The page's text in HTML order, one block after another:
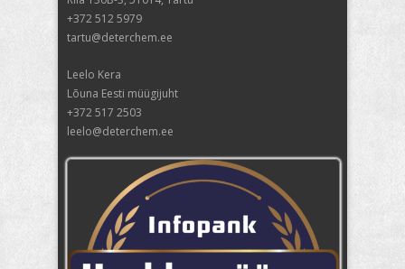
+372 512 5979
tartu@deterchem.ee
Leelo Kera
Lõuna Eesti müügijuht
+372 517 2503
leelo@deterchem.ee